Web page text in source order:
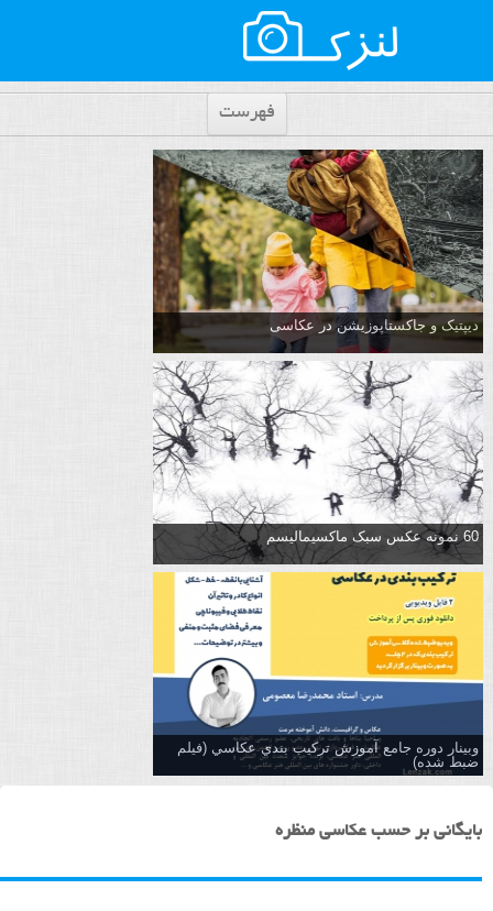
فهرست
دیپتیک و جاکستا‌پوزیشن در عکاسی
60 نمونه عکس سبک ماکسیمالیسم
وبینار دوره جامع آموزش تركيب بندي عكاسي (فیلم
ضبط شده)
بایگانی بر حسب عکاسی منظره